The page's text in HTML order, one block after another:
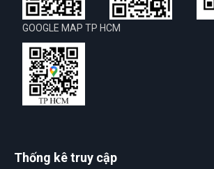
GOOGLE MAP TP HCM
Thống kê truy cập